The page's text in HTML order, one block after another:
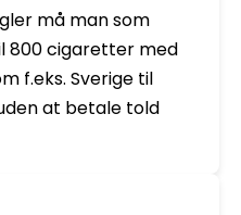
må man som
800 cigaretter med
f.eks. Sverige til
at betale told